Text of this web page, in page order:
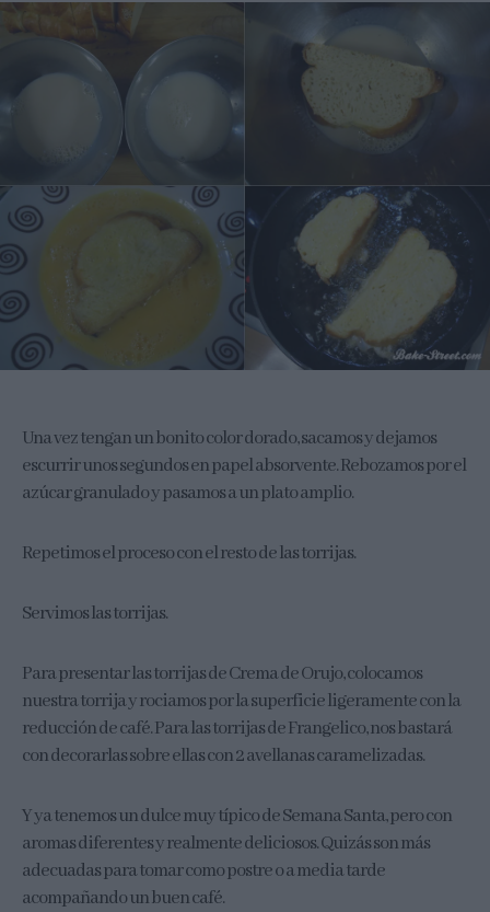
Una vez tengan un bonito color dorado, sacamos y dejamos
escurrir unos segundos en papel absorvente. Rebozamos por el
azúcar granulado y pasamos a un plato amplio.
Repetimos el proceso con el resto de las torrijas.
Servimos las torrijas.
Para presentar las torrijas de Crema de Orujo, colocamos
nuestra torrija y rociamos por la superficie ligeramente con la
reducción de café. Para las torrijas de Frangelico, nos bastará
con decorarlas sobre ellas con 2 avellanas caramelizadas.
Y ya tenemos un dulce muy típico de Semana Santa, pero con
aromas diferentes y realmente deliciosos. Quizás son más
adecuadas para tomar como postre o a media tarde
acompañando un buen café.